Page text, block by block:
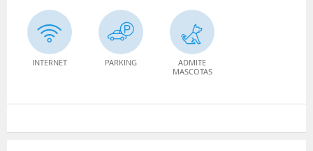
INTERNET PARKING
ADMITE
MASCOTAS